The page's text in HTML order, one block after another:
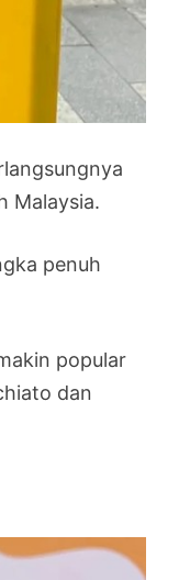
Malaysia.
penuh
popular
dan